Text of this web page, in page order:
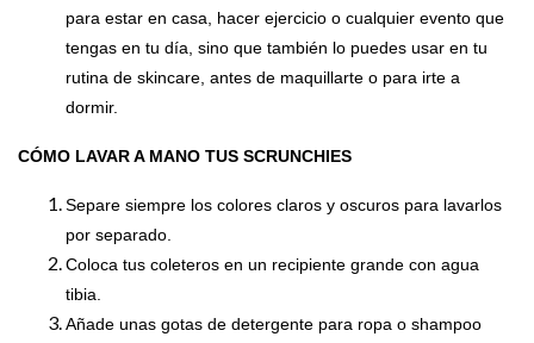
para estar en casa, hacer ejercicio o cualquier evento que
tengas en tu día, sino que también lo puedes usar en tu
rutina de skincare, antes de maquillarte o para irte a
dormir.
CÓMO LAVAR A MANO TUS SCRUNCHIES
Separe siempre los colores claros y oscuros para lavarlos
por separado.
Coloca tus coleteros en un recipiente grande con agua
tibia.
Añade unas gotas de detergente para ropa o shampoo